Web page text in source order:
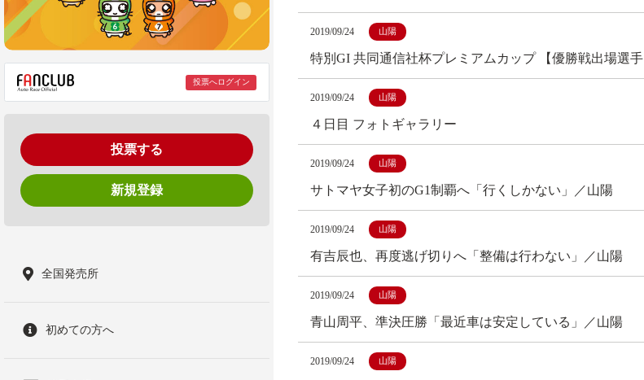
投票へログイン
投票する
新規登録
全国発売所
初めての方へ
2019/09/24 山陽
特別GI 共同通信社杯プレミアムカップ 【優勝戦出場選
2019/09/24 山陽
４日目 フォトギャラリー
2019/09/24 山陽
サトマヤ女子初のG1制覇へ「行くしかない」／山陽
2019/09/24 山陽
有吉辰也、再度逃げ切りへ「整備は行わない」／山陽
2019/09/24 山陽
青山周平、準決圧勝「最近車は安定している」／山陽
2019/09/24 山陽